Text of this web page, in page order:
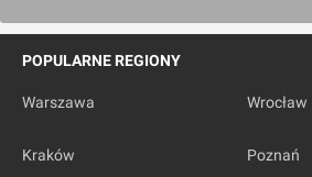
POPULARNE REGIONY
Warszawa Wrocław
Kraków Poznań